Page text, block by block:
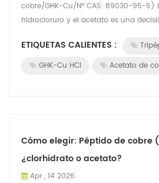
cobre/GHK-Cu/Nº CAS: 89030-95-5)
hidrocloruro y el acetato es una
ETIQUETAS CALIENTES :
GHK-Cu HCl
Acetato de
Cómo elegir: Péptido de cobre
¿clorhidrato o acetato?
Apr , 14 2026